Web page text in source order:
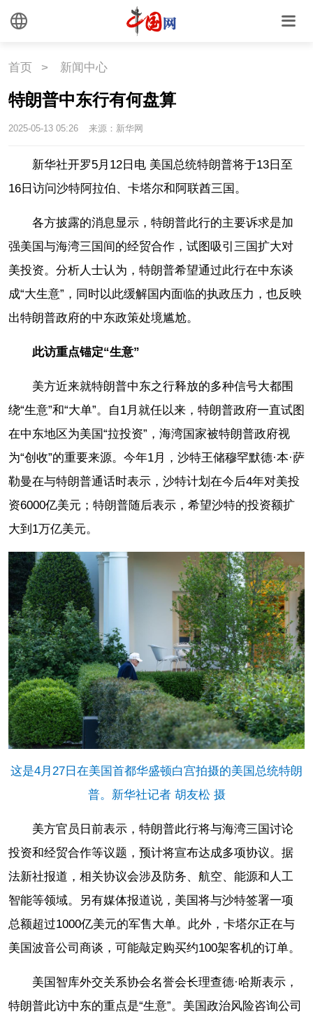
首页 > 新闻中心
特朗普中东行有何盘算
2025-05-13 05:26 来源：新华网
新华社开罗5月12日电 美国总统特朗普将于13日至
16日访问沙特阿拉伯、卡塔尔和阿联酋三国。
各方披露的消息显示，特朗普此行的主要诉求是加
强美国与海湾三国间的经贸合作，试图吸引三国扩大对
美投资。分析人士认为，特朗普希望通过此行在中东谈
成“大生意”，同时以此缓解国内面临的执政压力，也反映
出特朗普政府的中东政策处境尴尬。
此访重点锚定“生意”
美方近来就特朗普中东之行释放的多种信号大都围
绕“生意”和“大单”。自1月就任以来，特朗普政府一直试图
在中东地区为美国“拉投资”，海湾国家被特朗普政府视
为“创收”的重要来源。今年1月，沙特王储穆罕默德·本·萨
勒曼在与特朗普通话时表示，沙特计划在今后4年对美投
资6000亿美元；特朗普随后表示，希望沙特的投资额扩
大到1万亿美元。
这是4月27日在美国首都华盛顿白宫拍摄的美国总统特朗
普。新华社记者 胡友松 摄
美方官员日前表示，特朗普此行将与海湾三国讨论
投资和经贸合作等议题，预计将宣布达成多项协议。据
法新社报道，相关协议会涉及防务、航空、能源和人工
智能等领域。另有媒体报道说，美国将与沙特签署一项
总额超过1000亿美元的军售大单。此外，卡塔尔正在与
美国波音公司商谈，可能敲定购买约100架客机的订单。
美国智库外交关系协会名誉会长理查德·哈斯表示，
特朗普此访中东的重点是“生意”。美国政治风险咨询公司